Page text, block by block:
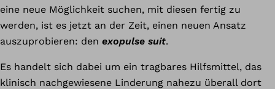
eine neue Möglichkeit suchen, mit diesen fertig zu
werden, ist es jetzt an der Zeit, einen neuen Ansatz
auszuprobieren: den exopulse suit.
Es handelt sich dabei um ein tragbares Hilfsmittel, das
klinisch nachgewiesene Linderung nahezu überall dort